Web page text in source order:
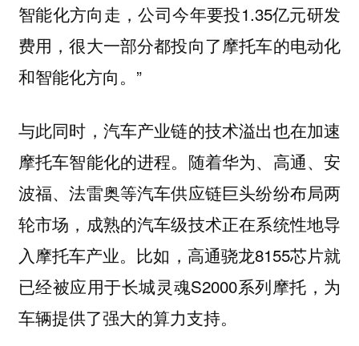
智能化方向走，公司今年要投1.35亿元研发
费用，很大一部分都投向了摩托车的电动化
和智能化方向。”
与此同时，汽车产业链的技术溢出也在加速
摩托车智能化的进程。随着华为、高通、安
波福、法雷奥等汽车供应链巨头纷纷布局两
轮市场，成熟的汽车级技术正在系统性地导
入摩托车产业。比如，高通骁龙8155芯片就
已经被应用于长城灵魂S2000系列摩托，为
车辆提供了强大的算力支持。